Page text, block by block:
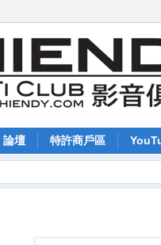
論壇 特許商戶區